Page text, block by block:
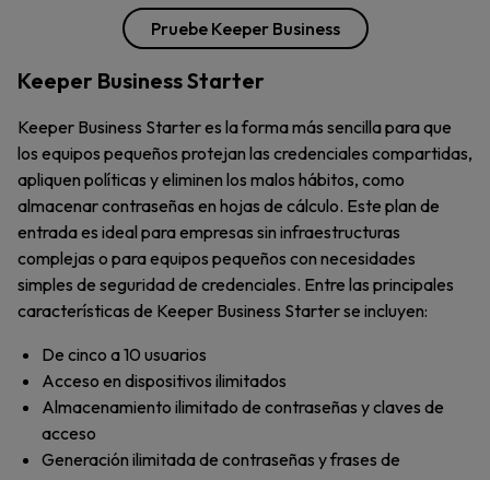
Pruebe Keeper Business
Keeper Business Starter
Keeper Business Starter es la forma más sencilla para que
los equipos pequeños protejan las credenciales compartidas,
apliquen políticas y eliminen los malos hábitos, como
almacenar contraseñas en hojas de cálculo. Este plan de
entrada es ideal para empresas sin infraestructuras
complejas o para equipos pequeños con necesidades
simples de seguridad de credenciales. Entre las principales
características de Keeper Business Starter se incluyen:
De cinco a 10 usuarios
Acceso en dispositivos ilimitados
Almacenamiento ilimitado de contraseñas y claves de
acceso
Generación ilimitada de contraseñas y frases de